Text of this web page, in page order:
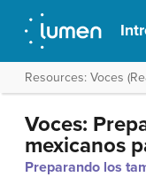
Resources: Voces
Voces:
mexicanos
Preparando los